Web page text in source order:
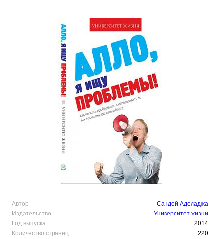
Автор
Сандей Аделаджа
Издательство
Университет жизни
Год выпуска
2014
Количество страниц
220